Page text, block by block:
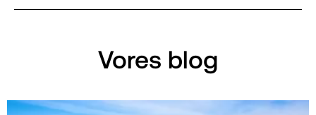
Vores blog